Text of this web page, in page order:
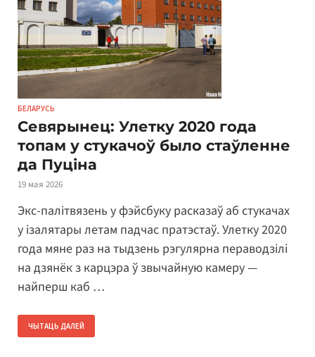
БЕЛАРУСЬ
Севярынец: Улетку 2020 года
топам у стукачоў было стаўленне
да Пуціна
19 мая 2026
Экс-палітвязень у фэйсбуку расказаў аб стукачах
у ізалятары летам падчас пратэстаў. Улетку 2020
года мяне раз на тыдзень рэгулярна пераводзілі
на дзянёк з карцэра ў звычайную камеру —
найперш каб …
ЧЫТАЦЬ ДАЛЕЙ